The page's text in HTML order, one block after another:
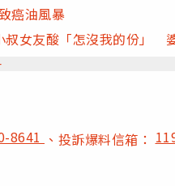
癌油風暴
女友酸「怎沒我的份」
8641 、投訴爆料信箱：